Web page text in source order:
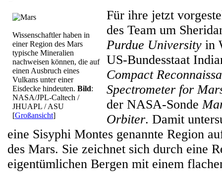
Wissenschaftler haben in
einer Region des Mars
typische Mineralien
nachweisen können, die auf
einen Ausbruch eines
Vulkans unter einer
Eisdecke hindeuten. Bild:
NASA/JPL-Caltech /
JHUAPL / ASU
[Großansicht]
Für ihre jetzt
des Team um
Purdue University in
US-Bundesstaat
Compact
Spectrometer for
der NASA-Sonde
Orbiter. Damit
eine Sisyphi Montes genannte Region
des Mars. Sie zeichnet sich durch eine
eigentümlichen Bergen mit einem